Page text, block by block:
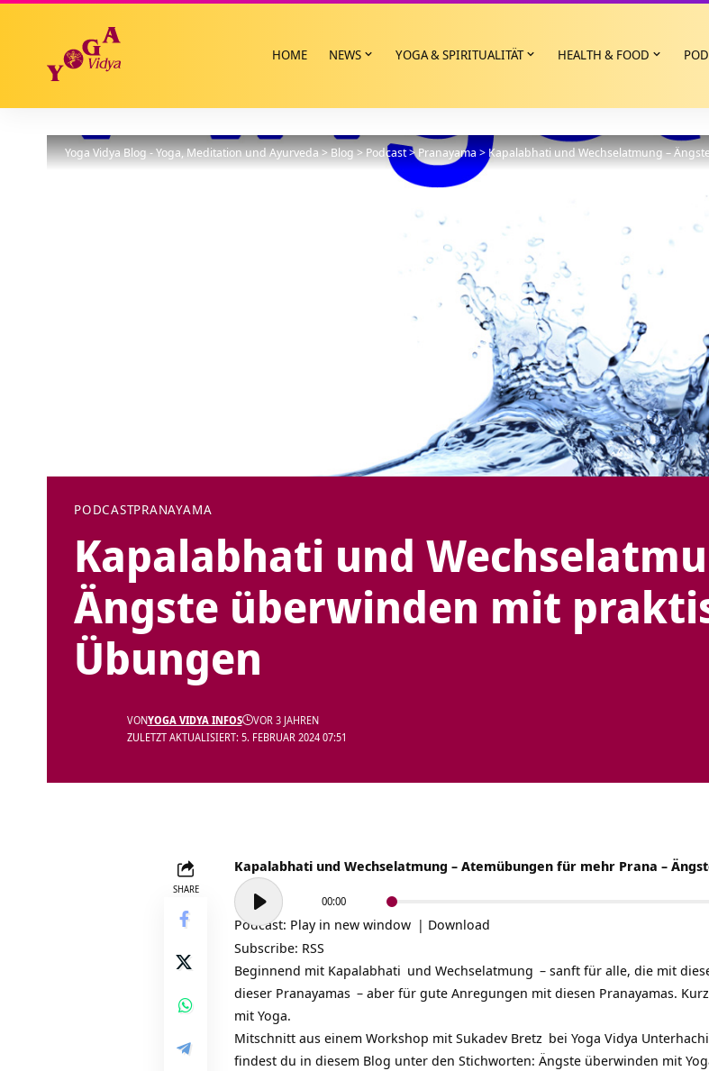
HOME NEWS YOGA & SPIRITUALITÄT HEALTH & FOOD
Yoga Vidya Blog - Yoga, Meditation und Ayurveda>Blog>Podcast>Pranayama>Kapalabhati und Wechselatmung –
PODCASTPRANAYAMA
Kapalabhati und
Ängste überwinden mit
Übungen
ZULETZT AKTUALISIERT: 5. FEBRUAR 2024 07:51
VONYOGA VIDYA INFOS VOR 3 JAHREN
SHARE
Kapalabhati und Wechselatmung – Atemübungen für mehr Prana –
Audio-
Player
00:00
Podcast: Play in new window | Download
Subscribe: RSS
Beginnend mit Kapalabhati und Wechselatmung – sanft für alle, die mit
dieser Pranayamas – aber für gute Anregungen mit diesen Pranayamas.
mit Yoga.
Mitschnitt aus einem Workshop mit Sukadev Bretz bei Yoga Vidya
findest du in diesem Blog unter den Stichworten: Ängste überwinden mit